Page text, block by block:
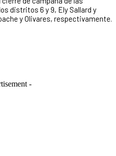
distritos 6 y 9, Ely Sallard y
y Olivares, respectivamente.
-